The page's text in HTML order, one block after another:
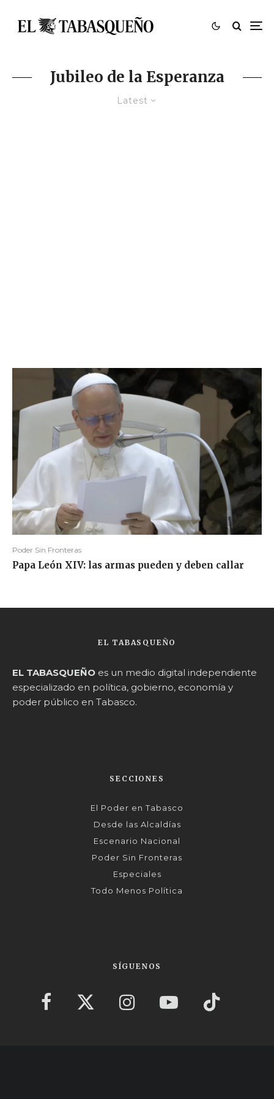
Jubileo de la Esperanza
Latest
Poder Sin Fronteras
Papa León XIV: las armas pueden y deben callar
EL TABASQUEÑO
EL TABASQUEÑO es un medio digital independiente
especializado en política, gobierno, economía y
poder público en Tabasco.
SECCIONES
El Poder en Tabasco
Desde las Alcaldías
Escenario Nacional
Poder Sin Fronteras
Especiales
Todo Menos Política
SÍGUENOS